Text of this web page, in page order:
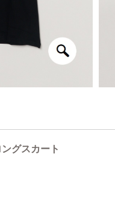
グスカート